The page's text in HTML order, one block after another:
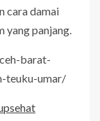
cara damai
yang panjang.
barat-
teuku-umar/